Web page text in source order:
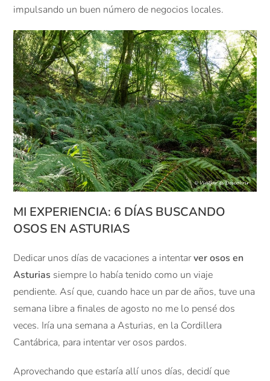
impulsando un buen número de negocios locales.
MI EXPERIENCIA: 6 DÍAS BUSCANDO
OSOS EN ASTURIAS
Dedicar unos días de vacaciones a intentarver osos en
Asturias siempre lo había tenido como un viaje
pendiente. Así que, cuando hace un par de años, tuve una
semana libre a finales de agosto no me lo pensé dos
veces. Iría una semana a Asturias, en la Cordillera
Cantábrica, para intentar ver osos pardos.
Aprovechando que estaría allí unos días, decidí que